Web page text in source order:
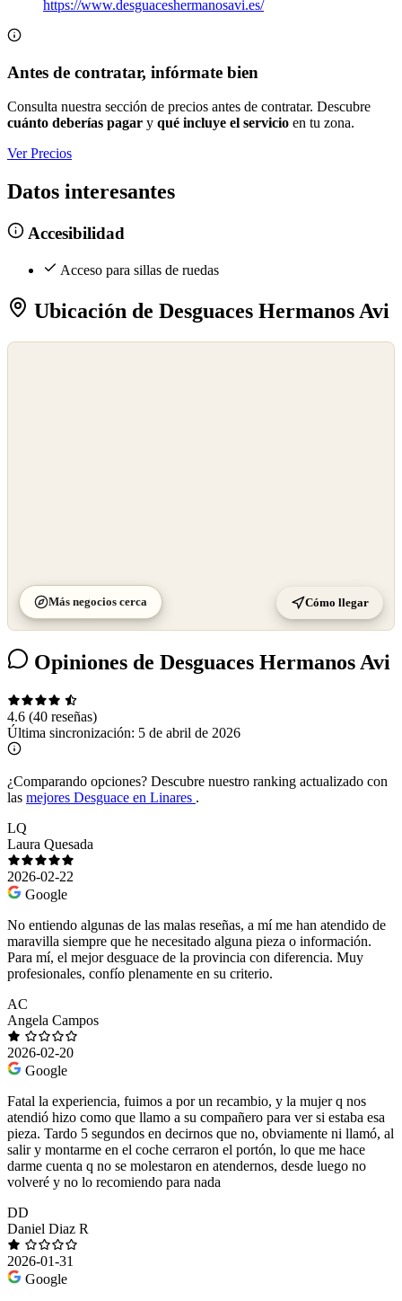
https://www.desguaceshermanosavi.es/
Antes de contratar, infórmate bien
Consulta nuestra sección de precios antes de contratar. Descubre
cuánto deberías pagar y qué incluye el servicio en tu zona.
Ver Precios
Datos interesantes
Accesibilidad
Acceso para sillas de ruedas
Ubicación de Desguaces Hermanos Avi
Más negocios cerca Cómo llegar
Opiniones de Desguaces Hermanos Avi
4.6 (40 reseñas)
Última sincronización: 5 de abril de 2026
¿Comparando opciones? Descubre nuestro ranking actualizado con
las mejores Desguace en Linares .
LQ
Laura Quesada
2026-02-22
Google
No entiendo algunas de las malas reseñas, a mí me han atendido de
maravilla siempre que he necesitado alguna pieza o información.
Para mí, el mejor desguace de la provincia con diferencia. Muy
profesionales, confío plenamente en su criterio.
AC
Angela Campos
2026-02-20
Google
Fatal la experiencia, fuimos a por un recambio, y la mujer q nos
atendió hizo como que llamo a su compañero para ver si estaba esa
pieza. Tardo 5 segundos en decirnos que no, obviamente ni llamó, al
salir y montarme en el coche cerraron el portón, lo que me hace
darme cuenta q no se molestaron en atendernos, desde luego no
volveré y no lo recomiendo para nada
DD
Daniel Diaz R
2026-01-31
Google